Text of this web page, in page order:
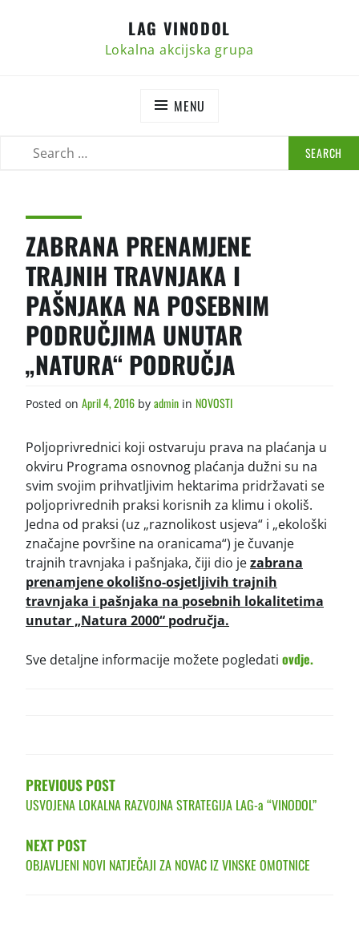
LAG VINODOL
Lokalna akcijska grupa
MENU
ZABRANA PRENAMJENE
TRAJNIH TRAVNJAKA I
PAŠNJAKA NA POSEBNIM
PODRUČJIMA UNUTAR
„NATURA“ PODRUČJA
Posted on April 4, 2016 by admin in NOVOSTI
Poljoprivrednici koji ostvaruju prava na plaćanja u
okviru Programa osnovnog plaćanja dužni su na
svim svojim prihvatljivim hektarima pridržavati se
poljoprivrednih praksi korisnih za klimu i okoliš.
Jedna od praksi (uz „raznolikost usjeva“ i „ekološki
značajne površine na oranicama“) je čuvanje
trajnih travnjaka i pašnjaka, čiji dio jezabrana
prenamjene okolišno-osjetljivih trajnih
travnjaka i pašnjaka na posebnih lokalitetima
unutar „Natura 2000“ područja.
Sve detaljne informacije možete pogledati ovdje.
PREVIOUS POST
USVOJENA LOKALNA RAZVOJNA STRATEGIJA LAG-a “VINODOL”
NEXT POST
OBJAVLJENI NOVI NATJEČAJI ZA NOVAC IZ VINSKE OMOTNICE